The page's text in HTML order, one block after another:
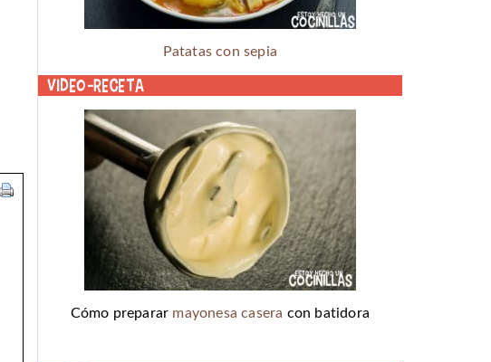
Patatas con sepia
Video-receta
Cómo preparar mayonesa casera con batidora